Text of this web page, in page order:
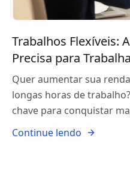
Trabalhos Flexíveis:
Precisa para
Quer aumentar sua
longas horas de
chave para conquistar
Continue lendo